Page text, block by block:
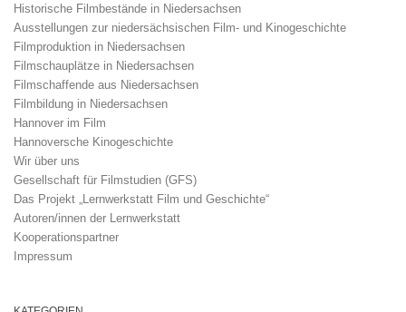
Historische Filmbestände in Niedersachsen
Ausstellungen zur niedersächsischen Film- und Kinogeschichte
Filmproduktion in Niedersachsen
Filmschauplätze in Niedersachsen
Filmschaffende aus Niedersachsen
Filmbildung in Niedersachsen
Hannover im Film
Hannoversche Kinogeschichte
Wir über uns
Gesellschaft für Filmstudien (GFS)
Das Projekt „Lernwerkstatt Film und Geschichte“
Autoren/innen der Lernwerkstatt
Kooperationspartner
Impressum